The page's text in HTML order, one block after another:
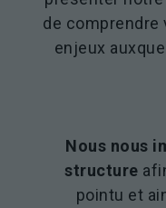
de comprendre
enjeux
Nous nous
structure
pointu et